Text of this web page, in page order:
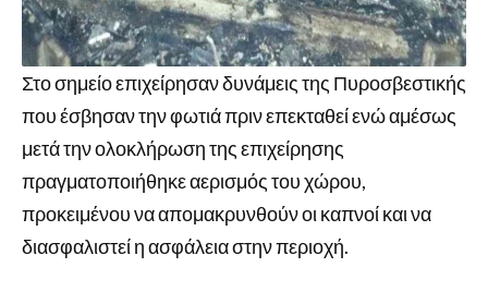
Στο σημείο επιχείρησαν δυνάμεις της Πυροσβεστικής
που έσβησαν την φωτιά πριν επεκταθεί ενώ αμέσως
μετά την ολοκλήρωση της επιχείρησης
πραγματοποιήθηκε αερισμός του χώρου,
προκειμένου να απομακρυνθούν οι καπνοί και να
διασφαλιστεί η ασφάλεια στην περιοχή.